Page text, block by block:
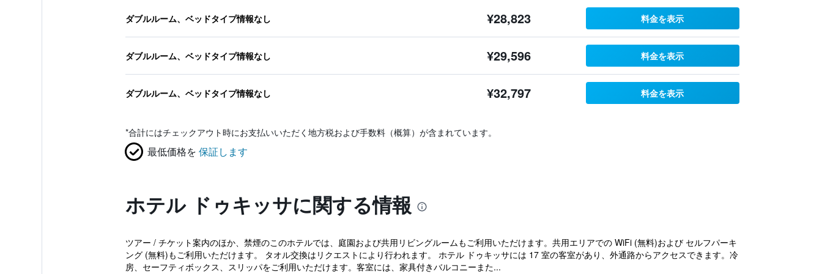
ダブルルーム、ベッドタイプ情報なし ¥28,823 料金を表示
ダブルルーム、ベッドタイプ情報なし ¥29,596 料金を表示
ダブルルーム、ベッドタイプ情報なし ¥32,797 料金を表示
*合計にはチェックアウト時にお支払いいただく地方税および手数料（概算）が含まれています。
最低価格を 保証します
ホテル ドゥキッサに関する情報
ツアー / チケット案内のほか、禁煙のこのホテルでは、庭園および共用リビングルームもご利用いただけます。共用エリアでの WiFi (無料)および セルフパーキ
ング (無料)もご利用いただけます。 タオル交換はリクエストにより行われます。 ホテル ドゥキッサには 17 室の客室があり、外通路からアクセスできます。冷
房、セーフティボックス、スリッパをご利用いただけます。客室には、家具付きバルコニーまた...